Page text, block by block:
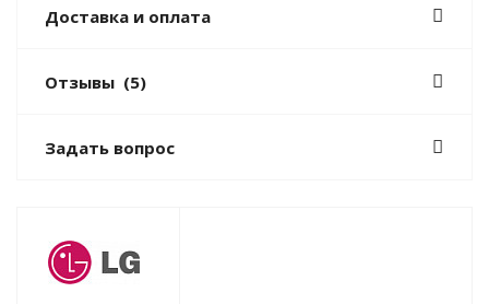
Доставка и оплата
Отзывы (5)
Задать вопрос